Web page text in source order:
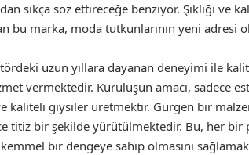
sıkça söz ettireceğe benziyor. Şıklığı ve
bu marka, moda tutkunlarının yeni adresi
uzun yıllara dayanan deneyimi ile
vermektedir. Kuruluşun amacı, sadece
kaliteli giysiler üretmektir. Gürgen bir
titiz bir şekilde yürütülmektedir. Bu, her bir
bir dengeye sahip olmasını